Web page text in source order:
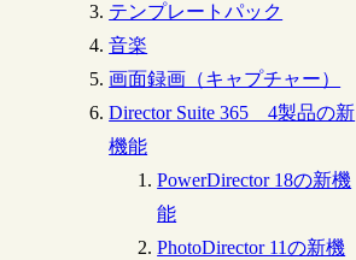
テンプレートパック
音楽
画面録画（キャプチャー）
Director Suite 365 4製品の新
機能
PowerDirector 18の新機
能
PhotoDirector 11の新機